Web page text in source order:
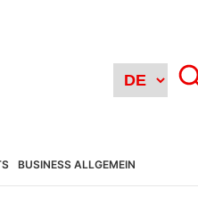
BUSINESS ALLGEMEIN